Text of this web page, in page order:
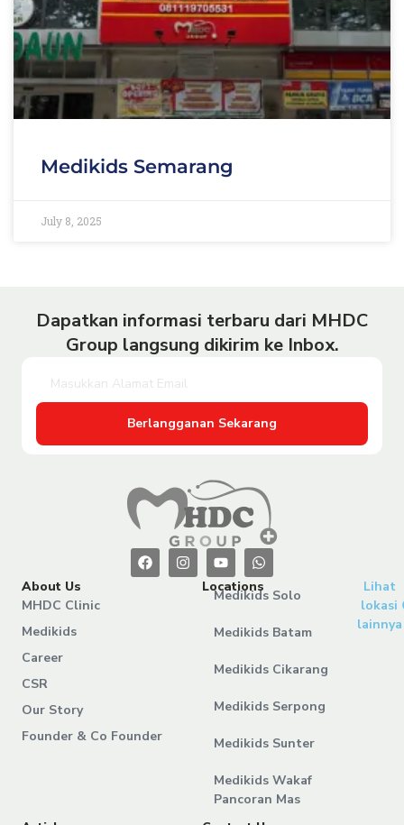
Medikids Semarang
July 8, 2025
Dapatkan informasi terbaru dari MHDC
Group langsung dikirim ke Inbox.
Berlangganan Sekarang
About Us
MHDC Clinic
Medikids
Career
CSR
Our Story
Founder & Co Founder
Locations
Medikids Solo
Medikids Batam
Medikids Cikarang
Medikids Serpong
Medikids Sunter
Medikids Wakaf
Pancoran Mas
Lihat
lokasi
lainnya